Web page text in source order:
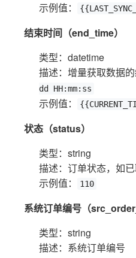
示例值：
结束时间（end_time）
类型：datetime
描述：增量获取数据
dd HH:mm:ss
示例值：
状态（status）
类型：string
描述：订单状态，如
示例值：
110
系统订单编号（
类型：string
描述：系统订单编号